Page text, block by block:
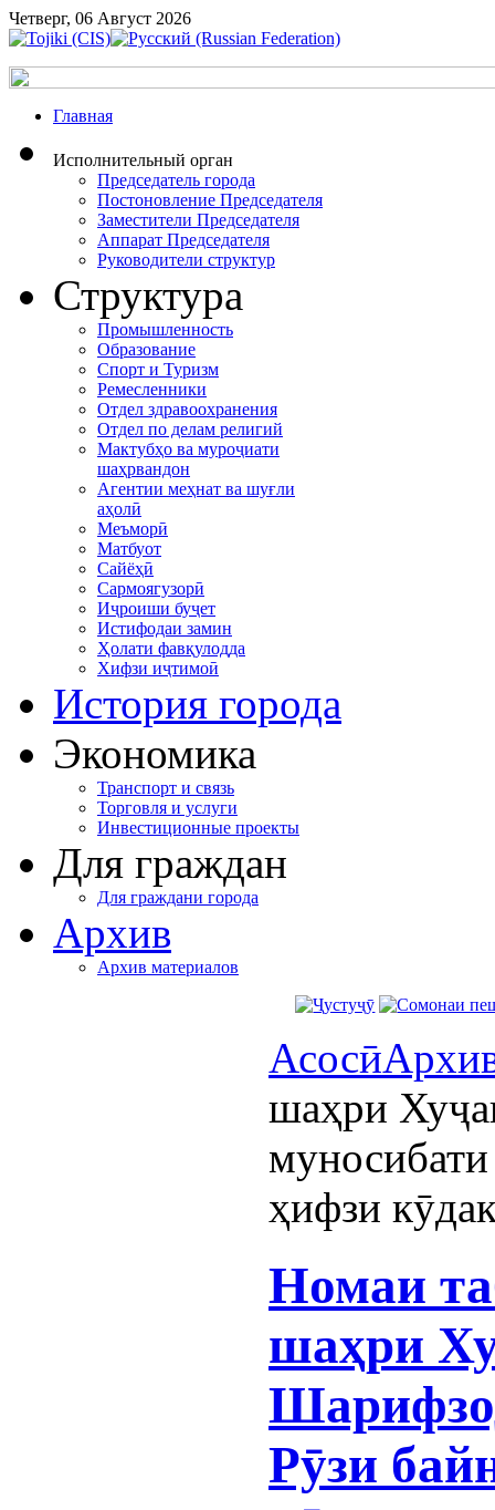
Четверг, 06 Август 2026
Главная
Исполнительный орган
Председатель города
Постоновление Председателя
Заместители Председателя
Аппарат Председателя
Руководители структур
Структура
Промышленность
Образование
Спорт и Туризм
Ремесленники
Отдел здравоохранения
Отдел по делам религий
Мактубҳо ва муроҷиати
шаҳрвандон
Агентии меҳнат ва шуғли
аҳолӣ
Меъморӣ
Матбуот
Сайёҳӣ
Сармоягузорӣ
Иҷроиши буҷет
Истифодаи замин
Ҳолати фавқулодда
Хифзи иҷтимоӣ
История города
Экономика
Транспорт и связь
Торговля и услуги
Инвестиционные проекты
Для граждан
Для граждани города
Архив
Архив материалов
Асосӣ
шаҳри
ҳифзи
Номаи
шаҳри
Рӯзи